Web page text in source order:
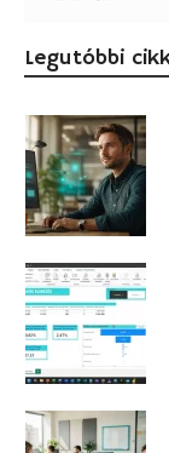
Legutóbbi